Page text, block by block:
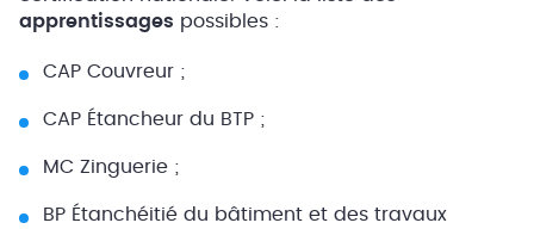
apprentissages possibles :
CAP Couvreur ;
CAP Étancheur du BTP ;
MC Zinguerie ;
BP Étanchéitié du bâtiment et des travaux